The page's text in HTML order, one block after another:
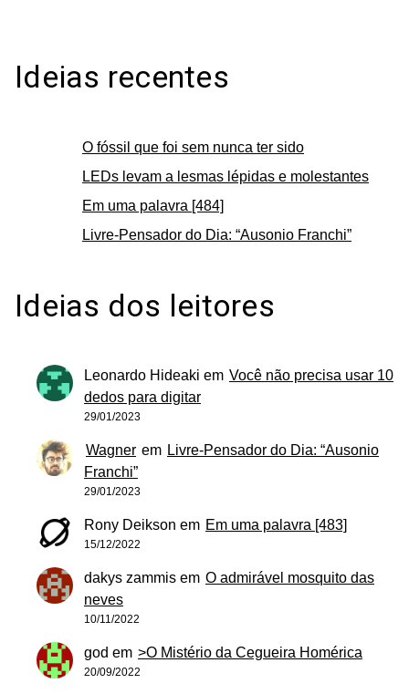
Ideias recentes
O fóssil que foi sem nunca ter sido
LEDs levam a lesmas lépidas e molestantes
Em uma palavra [484]
Livre-Pensador do Dia: “Ausonio Franchi”
Ideias dos leitores
Leonardo Hideaki em Você não precisa usar 10
dedos para digitar
29/01/2023
Wagner em Livre-Pensador do Dia: “Ausonio
Franchi”
29/01/2023
Rony Deikson em Em uma palavra [483]
15/12/2022
dakys zammis em O admirável mosquito das
neves
10/11/2022
god em >O Mistério da Cegueira Homérica
20/09/2022